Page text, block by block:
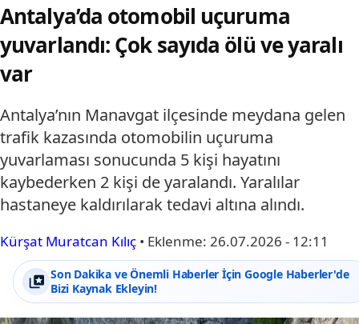
Antalya’da otomobil uçuruma
yuvarlandı: Çok sayıda ölü ve yaralı
var
Antalya’nın Manavgat ilçesinde meydana gelen
trafik kazasında otomobilin uçuruma
yuvarlaması sonucunda 5 kişi hayatını
kaybederken 2 kişi de yaralandı. Yaralılar
hastaneye kaldırılarak tedavi altına alındı.
Kürşat Muratcan Kılıç • Eklenme: 26.07.2026 - 12:11
Son Dakika ve Önemli Haberler İçin Google Haberler'de
Bizi Kaynak Ekleyin!